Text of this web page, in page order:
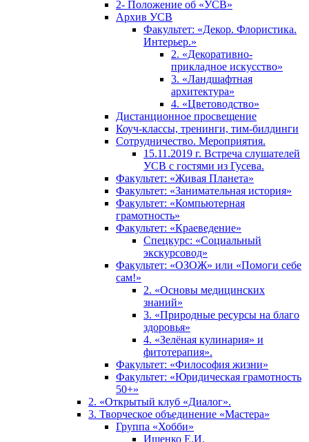
2- Положение об «УСВ»
Архив УСВ
Факультет: «Декор. Флористика.
Интерьер.»
2. «Декоративно-
прикладное искусство»
3. «Ландшафтная
архитектура»
4. «Цветоводство»
Дистанционное просвещение
Коуч-классы, тренинги, тим-билдинги
Сотрудничество. Мероприятия.
15.11.2019 г. Встреча слушателей
УСВ с гостями из Гусева.
Факультет: «Живая Планета»
Факультет: «Занимательная история»
Факультет: «Компьютерная
грамотность»
Факультет: «Краеведение»
Спецкурс: «Социальный
экскурсовод»
Факультет: «ОЗОЖ» или «Помоги себе
сам!»
2. «Основы медицинских
знаний»
3. «Природные ресурсы на благо
здоровья»
4. «Зелёная кулинария» и
фитотерапия».
Факультет: «Философия жизни»
Факультет: «Юридическая грамотность
50+»
2. «Открытый клуб «Диалог».
3. Творческое объединение «Мастера»
Группа «Хобби»
Ищенко Е.И.